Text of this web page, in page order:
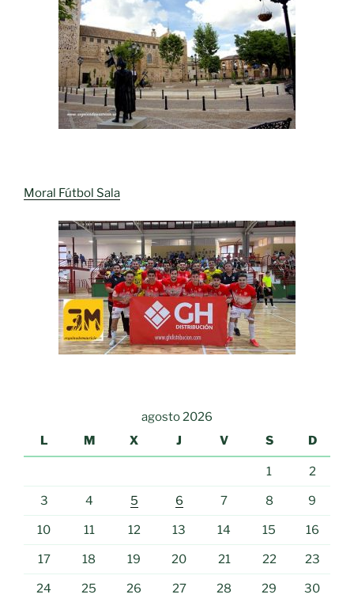
Moral Fútbol Sala
agosto 2026
L
M X J V S D
1 2
3 4 5 6 7 8 9
10 11 12 13 14 15 16
17 18 19 20 21 22 23
24 25 26 27 28 29 30